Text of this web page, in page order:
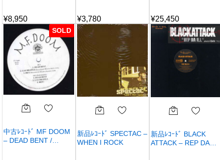
¥8,950 ¥3,780 ¥25,450
SOLD
中古ﾚｺｰﾄﾞ MF DOOM
– DEAD BENT /…
新品ﾚｺｰﾄﾞ SPECTAC –
WHEN I ROCK
新品ﾚｺｰﾄﾞ BLACK
ATTACK – REP DA…